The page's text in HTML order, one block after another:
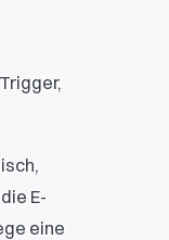
E-
eine